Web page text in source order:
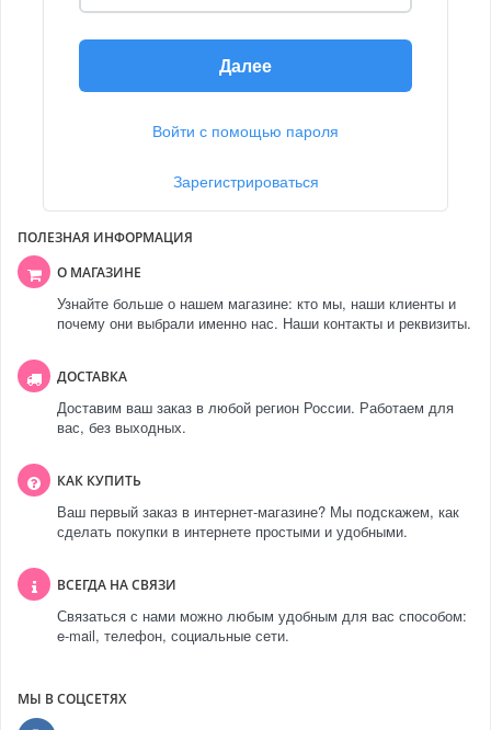
Далее
Войти с помощью пароля
Зарегистрироваться
ПОЛЕЗНАЯ ИНФОРМАЦИЯ
О МАГАЗИНЕ
Узнайте больше о нашем магазине: кто мы, наши клиенты и
почему они выбрали именно нас. Наши контакты и реквизиты.
ДОСТАВКА
Доставим ваш заказ в любой регион России. Работаем для
вас, без выходных.
КАК КУПИТЬ
Ваш первый заказ в интернет-магазине? Мы подскажем, как
сделать покупки в интернете простыми и удобными.
ВСЕГДА НА СВЯЗИ
Связаться с нами можно любым удобным для вас способом:
e-mail, телефон, социальные сети.
МЫ В СОЦСЕТЯХ